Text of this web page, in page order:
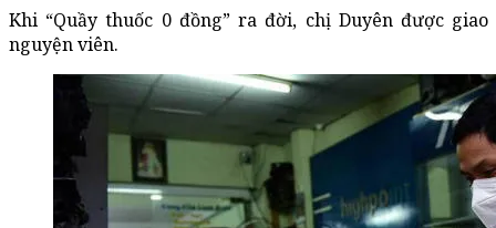
Khi “Quầy thuốc 0 đồng” ra đời, chị Duyên được
nguyện viên.